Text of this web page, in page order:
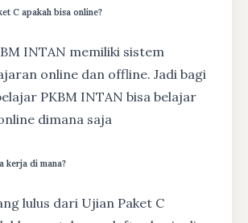
C apakah bisa online?
INTAN memiliki sistem
online dan offline. Jadi bagi
PKBM INTAN bisa belajar
dimana saja
kerja di mana?
lulus dari Ujian Paket C